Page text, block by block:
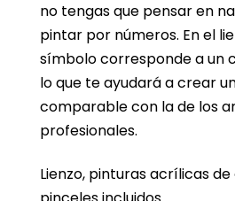
no tengas que pensar en
pintar por números. En el
símbolo corresponde a un
lo que te ayudará a crear
comparable con la de los
profesionales.
Lienzo, pinturas acrílicas